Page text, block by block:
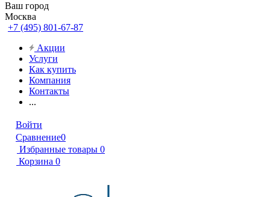
Ваш город
Москва
+7 (495) 801-67-87
Акции
Услуги
Как купить
Компания
Контакты
...
Войти
Сравнение0
Избранные товары 0
Корзина 0